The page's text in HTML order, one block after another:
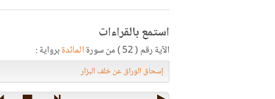
استمع بالقراءات
الآية رقم ( 52 ) من سورة المائدةبرواية :